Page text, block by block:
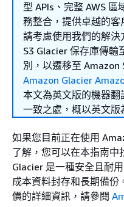
型 APIs、完整 AWS 區
務整合，提供卓越的客
請考慮使用我們的解
S3 Glacier 保存庫傳輸
別，以遷移至 Amazon
Amazon Glacier
本文為英文版的機器
一致之處，概以英文版
如果您目前正在使用
了解，您可以在本指南中
Glacier 是一種安全且耐
成本資料封存和長期備份
價的詳細資訊，請參閱